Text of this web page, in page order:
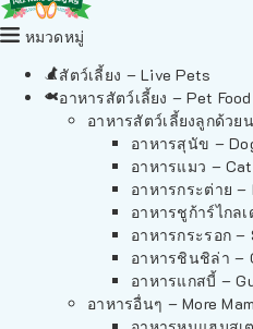
หมวดหมู่
สัตว์เลี้ยง – Live Pets
อาหารสัตว์เลี้ยง – Pet Food
อาหารสัตว์เลี้ยงลูกด้วย
อาหารสุนัข –
อาหารแมว – Cat
อาหารกระต่าย –
อาหารชูก้าร์ไกล
อาหารกระรอก –
อาหารชินชิล่า –
อาหารแกสบี้ –
อาหารอื่นๆ – More